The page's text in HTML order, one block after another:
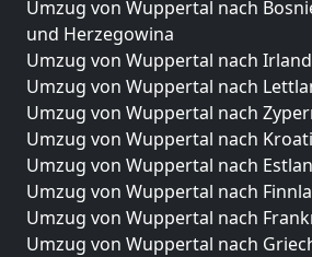
Umzug von Wuppertal nach
und Herzegowina
Umzug von Wuppertal nach Irland
Umzug von Wuppertal nach
Umzug von Wuppertal nach
Umzug von Wuppertal nach
Umzug von Wuppertal nach
Umzug von Wuppertal nach
Umzug von Wuppertal nach
Umzug von Wuppertal nach